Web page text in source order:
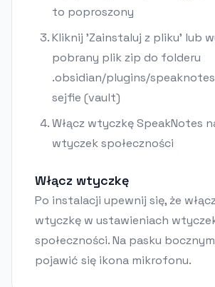
to poproszony
Kliknij 'Zainstaluj z pliku' lub
pobrany plik zip do folderu
.obsidian/plugins/
sejfie (vault)
Włącz wtyczkę SpeakNotes
wtyczek społeczności
Włącz wtyczkę
Po instalacji upewnij się, że
wtyczkę w ustawieniach
społeczności. Na pasku
pojawić się ikona mikrofonu.